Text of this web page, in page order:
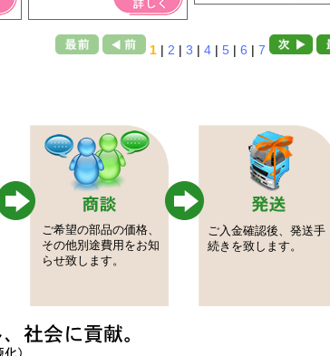
1 | 2 | 3 | 4 | 5 | 6 | 7
ご希望の部品の価格、
その他別途費用をお知
らせ致します。
ご入金確認後、発送手
続きを致します。